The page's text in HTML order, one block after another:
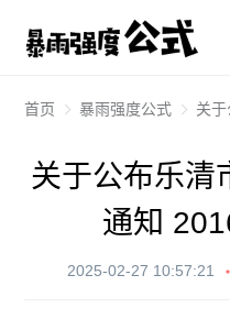
首页 暴雨强度公式 关于
关于公布乐清
通知
2025-02-27 10:57:21